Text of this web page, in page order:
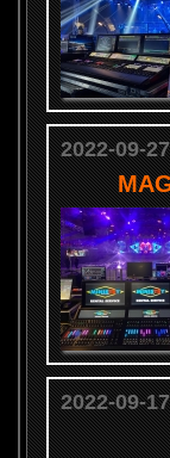
2022-09-27
2022-09-17